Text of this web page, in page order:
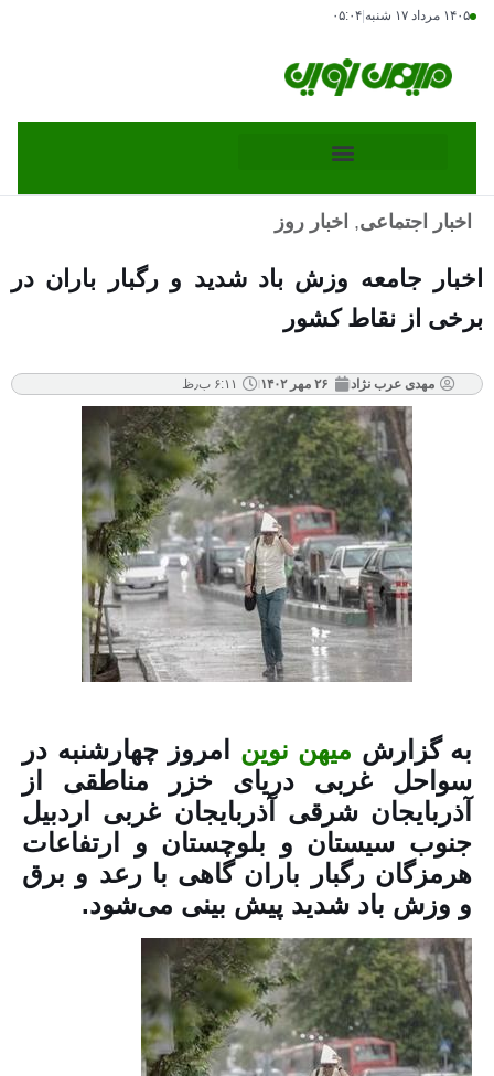
۱۴۰۵ مرداد ۱۷ شنبه ۰۵:۰۴
اخبار اجتماعی, اخبار روز
اخبار جامعه وزش باد شدید و رگبار باران در
برخی از نقاط کشور
مهدی عرب نژاد ۲۶ مهر ۱۴۰۲ ۶:۱۱ ب٫ظ
به گزارش میهن نوین امروز چهارشنبه در
سواحل غربی دریای خزر مناطقی از
آذربایجان شرقی آذربایجان غربی اردبیل
جنوب سیستان و بلوچستان و ارتفاعات
هرمزگان رگبار باران گاهی با رعد و برق
و وزش باد شدید پیش بینی می‌شود.